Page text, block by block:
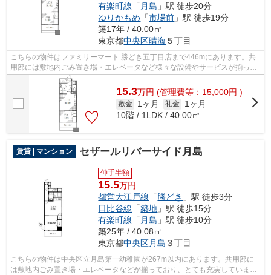
有楽町線 「 月島 」駅 徒歩20分
ゆりかもめ 「市場前 」駅 徒歩19分
築17年 / 40.00㎡
東京都中央区晴海５丁目
こちらの物件はファミリーマート 勝どき五丁目店まで446mにあります。共
用部には敷地内ごみ置き場・エレベータなど様々な設備やサービスが揃って
いるので便利です。地上20階建てでニー...
15.3万円 (管理費等：15,000円 )
敷金 1ヶ月 礼金
1ヶ月
10階 / 1LDK / 40.00㎡
賃貸 | マンション セザールリバーサイド月島
仲手半額
15.5万円
都営大江戸線 「勝どき 」駅 徒歩3分
日比谷線 「築地 」駅 徒歩15分
有楽町線 「 月島 」駅 徒歩10分
築25年 / 40.08㎡
東京都中央区月島 ３丁目
こちらの物件は中央区立月島第一幼稚園が267m以内にあります。共用部に
は敷地内ごみ置き場・エレベータなどが揃っており、とても充実していま